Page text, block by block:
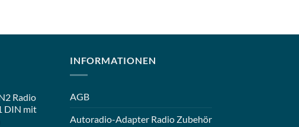
Radio
DIN mit
INFORMATIONEN
AGB
Autoradio-Adapter Radio Zubehör